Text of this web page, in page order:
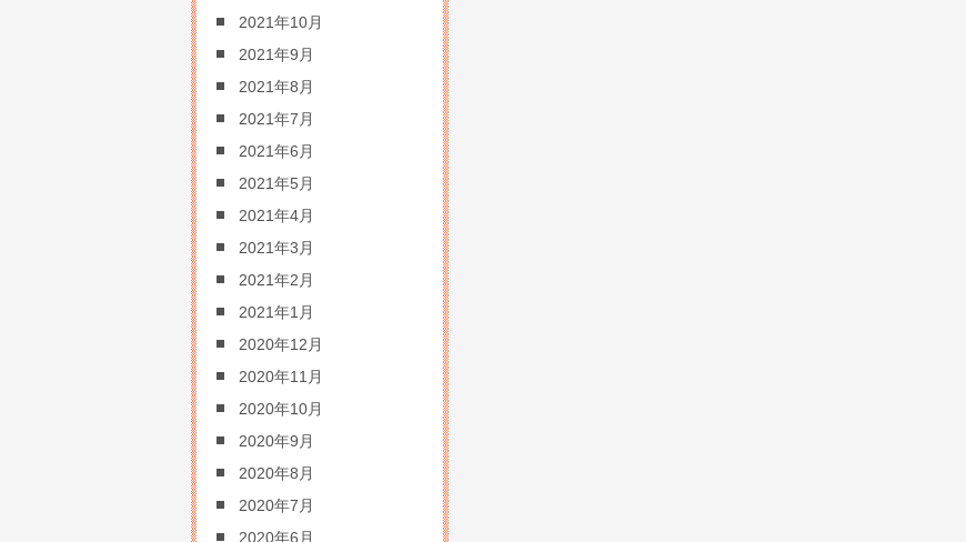
2021年10月
2021年9月
2021年8月
2021年7月
2021年6月
2021年5月
2021年4月
2021年3月
2021年2月
2021年1月
2020年12月
2020年11月
2020年10月
2020年9月
2020年8月
2020年7月
2020年6月